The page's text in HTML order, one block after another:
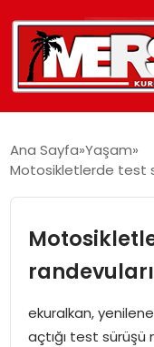
GÜNCEL
SAĞLIK
EĞITIM
Ana Sayfa Yaşam
Motosikletlerde test
ekuralkan,
açtığı test sürüşü